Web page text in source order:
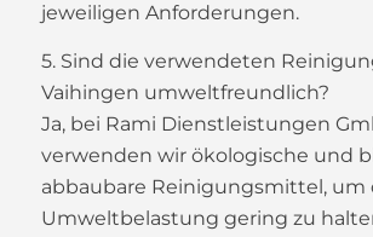
jeweiligen Anforderungen.
5. Sind die verwendeten
Vaihingen umweltfreundlich?
Ja, bei Rami Dienstleistungen
verwenden wir ökologische und
abbaubare Reinigungsmittel, um
Umweltbelastung gering zu